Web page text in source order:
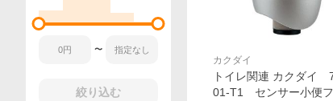
カクダイ
トイレ関連 カクダイ
01-T1 センサー小便フ
〜
絞り込む